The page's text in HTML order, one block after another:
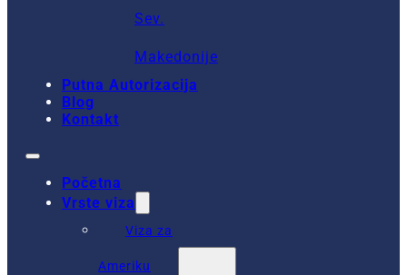
Sev.
Makedonije
Putna Autorizacija
Blog
Kontakt
Početna
Vrste viza
Viza za
Ameriku